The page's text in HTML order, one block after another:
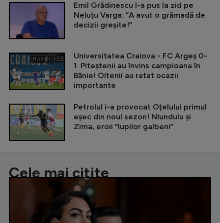
Emil Grădinescu l-a pus la zid pe
Neluțu Varga: ”A avut o grămadă de
decizii greșite!”
Universitatea Craiova - FC Argeș 0-
1. Piteștenii au învins campioana în
Bănie! Oltenii au ratat ocazii
importante
Petrolul i-a provocat Oțelului primul
eșec din noul sezon! Nlundulu și
Zima, eroii ”lupilor galbeni”
Cele mai citite